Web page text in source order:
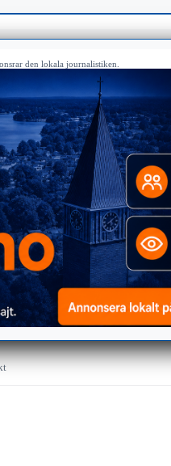
den lokala journalistiken.